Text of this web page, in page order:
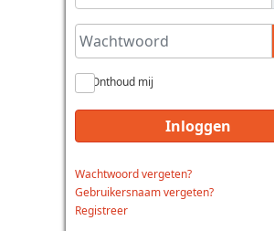
Wachtwoord
Onthoud mij
Inloggen
Wachtwoord vergeten?
Gebruikersnaam vergeten?
Registreer